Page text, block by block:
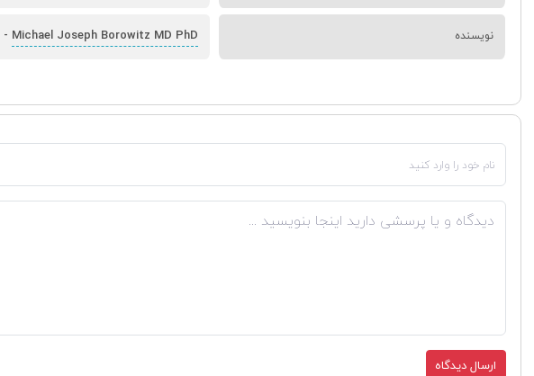
نویسنده - Michael Joseph Borowitz MD PhD
ارسال دیدگاه